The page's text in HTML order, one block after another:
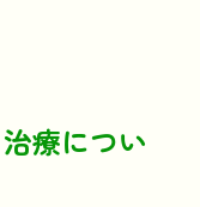
治療につい